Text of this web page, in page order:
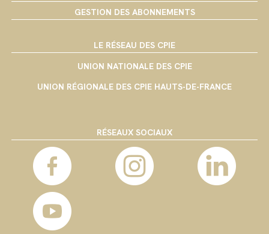
GESTION DES ABONNEMENTS
LE RÉSEAU DES CPIE
UNION NATIONALE DES CPIE
UNION RÉGIONALE DES CPIE HAUTS-DE-FRANCE
RÉSEAUX SOCIAUX